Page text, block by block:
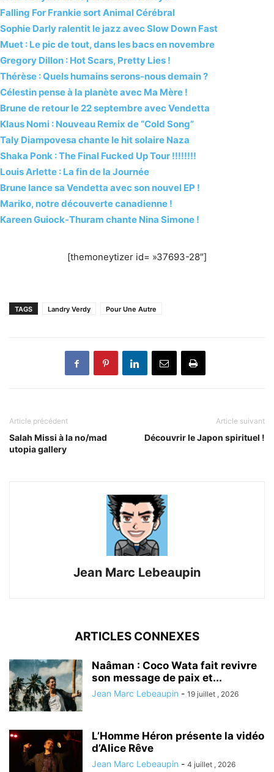
Le nouvel album d’Amorosa porte le nom de Petit Soleil
Peaky Blinders : Season 5 & 6 by Anna Calvi
Leo Courbot : Passion at a distance !
iNA-ICH : Chanter fort pour réveiller les silences !
Simon Denizart fait swinguer sa Music Box !
Louis Arlette : Aux frontières du slam !
LUX THE BAND : Before Night Falls !
Akira & le Sabbat présente KLNX !
Yilian Cañizares : Habana-Bahia !
Moh! Kouyaté nous présente Mokhôya
Falling For Frankie sort Animal Cérébral
Sophie Darly ralentit le jazz avec Slow Down Fast
Muet : Le pic de tout, dans les bacs en novembre
Gregory Dillon : Hot Scars, Pretty Lies !
Brune de retour le 22 septembre avec Vendetta
Shaka Ponk : The Final Fucked Up Tour !!!!!!!!
Mariko, notre découverte canadienne !
Kareen Guiock-Thuram chante Nina Simone !